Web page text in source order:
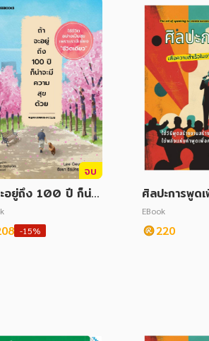
จบ
อยู่ถึง 100 ปี ก็น่า
วามสุขด้วย
-15%
ศิลปะการพูด
ามสำเร็จ
EBook
220